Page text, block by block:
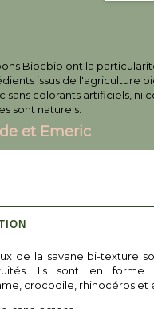
Biocbio ont la
issus de l'agriculture
sans colorants artificiels, ni
sont naturels.
et Emeric
de la savane bi-texture
Ils sont en forme
crocodile, rhinocéros et